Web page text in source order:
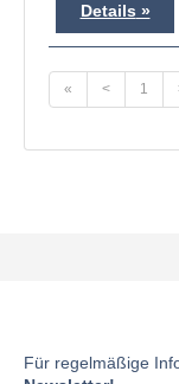
Details
« < 1
Für regelmäßige